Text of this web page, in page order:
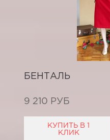
БЕНТАЛЬ
9 210 РУБ
КУПИТЬ В 1
КЛИК